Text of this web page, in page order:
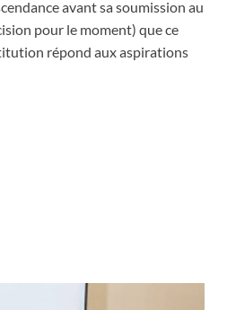
avant sa soumission au
pour le moment) que ce
répond aux aspirations